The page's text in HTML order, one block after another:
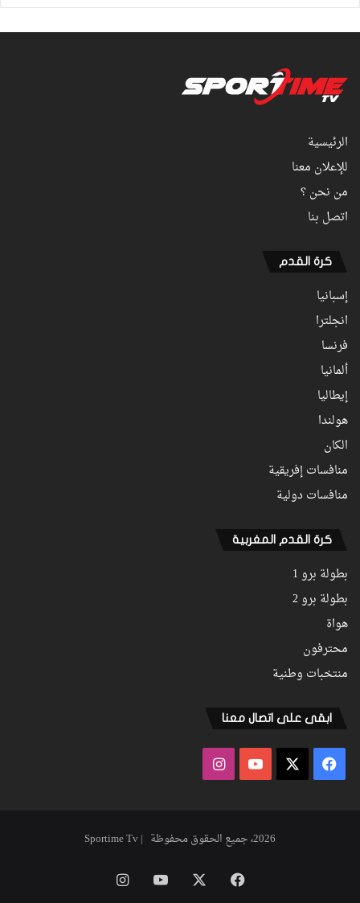
الرئيسية
للإعلان معنا
من نحن ؟
اتصل بنا
كرة القدم
إسبانيا
انجلترا
فرنسا
ألمانيا
إيطاليا
هولندا
الكان
منافسات إفريقية
منافسات دولية
كرة القدم المغربية
بطولة برو 1
بطولة برو 2
هواة
محترفون
منتخبات وطنية
ابقى على اتصال معنا
فيسبوك ‫YouTubeانستقرام
2026، جميع الحقوق محفوظة | Sportime Tv
فيسبوك ‫YouTubeانستقرام